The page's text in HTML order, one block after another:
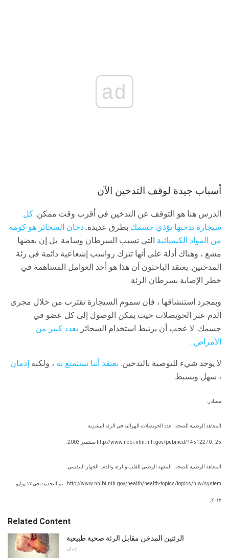
ad
أسباب جيدة لوقف التدخين الآن
الدرس هنا هو التوقف عن التدخين في أقرب وقت ممكن. كل
سيجارة تدخنها تؤذي جسمك بطرق عديدة. دخان السجائر هو كومة
من المواد الكيميائية التي تسبب السرطان وسامة. بل إن بعضها
مشع ، وهناك أدلة على أنها تترك رواسب إشعاعية دائمة في رئة
المدخنين. يعتقد الباحثون أن هذا هو أحد العوامل المساهمة في
خطر الإصابة بسرطان الرئة.
وبمجرد استنشاقها ، فإن سموم السيجارة تقترب من خلال مجرى
الدم عبر الحويصلات حيث يمكن الوصول إلى كل عضو في
جسمك. لا عجب أن يرتبط استخدام السجائر بعدد كبير من
الأمراض .
لا يوجد شيء للتوصية بالتدخين. نعتقد أننا نستمتع به ، ولكنه إدمان
، سهل وبسيط.
مصادر:
المعاهد الوطنية للصحة. عدد الحويصلات الهوائية في الرئة البشرية.
http://www.ncbi.nlm.nih.gov/pubmed/14512270. 25 سبتمبر 2003.
المعاهد الوطنية للصحة. المعهد الوطني للقلب والرئة والدم. الجهاز التنفسي.
http://www.nhlbi.nih.gov/health/health-topics/topics/hlw/system. تم التحديث في ١٧ يوليو
٢٠١٢.
Related Content
الرئتين المدخن مقابل الرئة صحية طبيعية
إدمان